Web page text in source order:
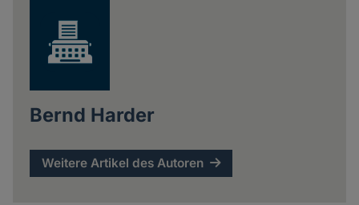
Bernd Harder
Weitere Artikel des Autoren